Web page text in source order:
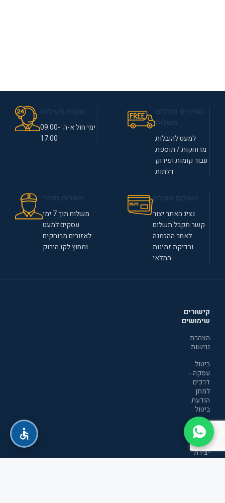
למעט להובלות
מרוחקות / תוספת
עבור קומות ופירוק
דלתות
ימי חול א-ה 09:00-
17:00
נציג האתר יצור
קשר תקבל תשלום
לאחר ההזמנה
ובדיקת זמינות
המלאי
משלוח תוך 7 ימי
עסקים למעט
לאזורים מרוחקים
ומחוץ לקו הירוק
קישורים
שימושים
הצהרת
נגישות
ביטול
עסקה -
דרכים
למתן
הודעת
ביטול
מדיניות
הפרטיות
יצירת